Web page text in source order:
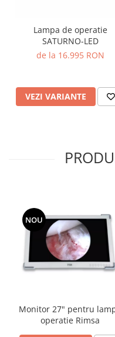
Tonometre
Truse de lentile si rame
Vizioteste
Lampa de operatie
SATURNO-LED
de la 16.995 RON
VEZI VARIANTE
NOU
Monitor 27" pentru
operatie Rimsa